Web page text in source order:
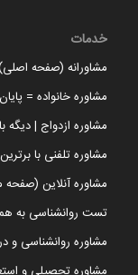
خدمات
مشاورانه (صفحه
مشاوره خانواده =
مشاوره ازدواج | دیگه
مشاوره تلفنی با
مشاوره آنلاین
تست روانشناسی به
مشاوره روانشناسی و